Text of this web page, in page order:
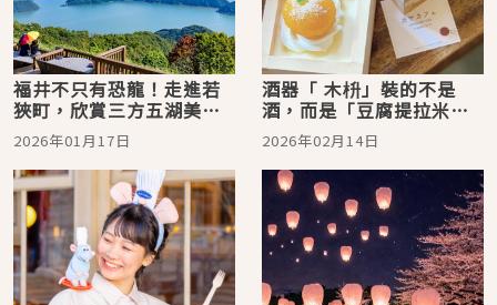
福井不只有恐龍！走進若
狹町，欣賞三方五湖美
景、在熊川宿時光漫步，
品嚐金賞梅酒好滋味
2026年01月17日
酒器「 木枡」裝的不是
酒，而是「豆腐提拉米
蘇」？來品嚐大阪「KAYA
cafe」招牌甜點
2026年02月14日